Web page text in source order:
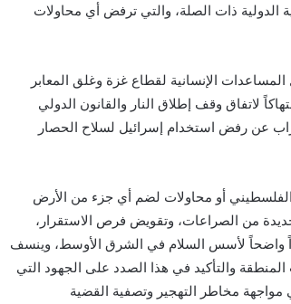
الدولية ذات الصلة، والتي ترفض أي محاولات
المساعدات الإنسانية لقطاع غزة وغلق المعابر
لاتفاق وقف إطلاق النار والقانون الدولي
عن رفض استخدام إسرائيل لسلاح الحصار
أو محاولات لضم أي جزء من الأرض
من الصراعات، وتقويض فرص الاستقرار،
واضحاً لأسس السلام في الشرق الأوسط، وينسف
والتأكيد في هذا الصدد على الجهود التي
مواجهة مخاطر التهجير وتصفية القضية